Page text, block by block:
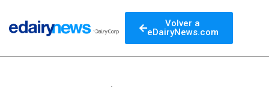
Volver a
eDairyNews.com